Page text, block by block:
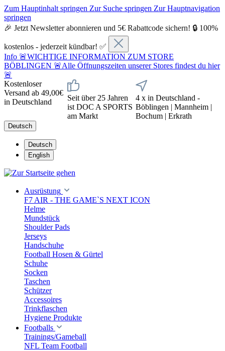
Zum Hauptinhalt springen Zur Suche springen Zur Hauptnavigation
springen
🎉 Jetzt Newsletter abonnieren und 5€ Rabattcode sichern! 🔒 100%
kostenlos - jederzeit kündbar! ✅
Info 🚨WICHTIGE INFORMATION ZUM STORE
BÖBLINGEN 🚨Alle Öffnungszeiten unserer Stores findest du hier
🚨
Kostenloser
Versand ab 49,00€
in Deutschland
Seit über 25 Jahren
ist DOC A SPORTS
am Markt
4 x in Deutschland -
Böblingen | Mannheim |
Bochum | Erkrath
Deutsch
Deutsch
English
Ausrüstung
F7 AIR - THE GAME`S NEXT ICON
Helme
Mundstück
Shoulder Pads
Jerseys
Handschuhe
Football Hosen & Gürtel
Schuhe
Socken
Taschen
Schützer
Accessoires
Trinkflaschen
Hygiene Produkte
Footballs
Trainings/Gameball
NFL Team Football